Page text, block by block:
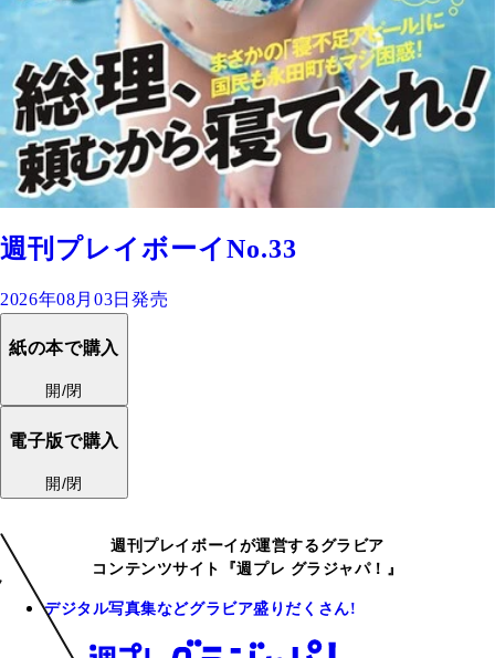
週刊プレイボーイNo.33
2026年08月03日発売
紙の本で購入
開/閉
電子版で購入
開/閉
週刊プレイボーイが運営するグラビア
コンテンツサイト『週プレ グラジャパ！』
デジタル写真集などグラビア盛りだくさん!